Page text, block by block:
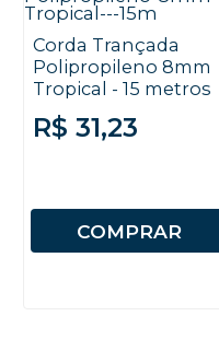
Corda Trançada
Polipropileno 8mm
Tropical - 15 metros
R$ 31,23
COMPRAR